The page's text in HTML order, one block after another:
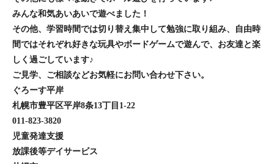
みんな和気あいあいで遊べました！
その他、学習時間では切り替え集中して勉強に取り組み、自由時
間ではそれぞれ好きな玩具やボードゲームで遊んで、お友達と楽
しく過ごしています♪
ご見学、ご相談などお気軽にお問い合わせ下さい。
ぐろーす平岸
札幌市豊平区平岸8条13丁目1-22
011-823-3820
児童発達支援
放課後等デイサービス